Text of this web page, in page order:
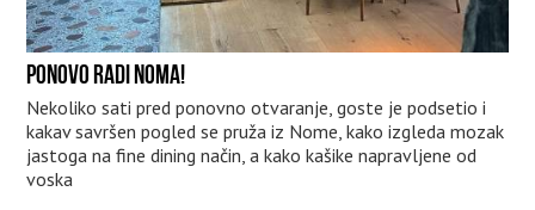
PONOVO RADI NOMA!
Nekoliko sati pred ponovno otvaranje, goste je podsetio i
kakav savršen pogled se pruža iz Nome, kako izgleda mozak
jastoga na fine dining način, a kako kašike napravljene od
voska